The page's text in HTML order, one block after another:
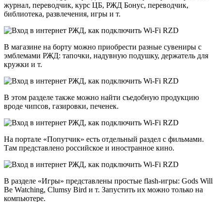
журнал, переводчик, курс ЦБ, РЖД Бонус, переводчик,
библиотека, развлечения, игры и т.
В магазине на борту можно приобрести разные сувениры с
эмблемами РЖД: тапочки, надувную подушку, держатель для
кружки и т.
В этом разделе также можно найти съедобную продукцию
вроде чипсов, газировки, печенек.
На портале «Попутчик» есть отдельный раздел с фильмами.
Там представлено российское и иностранное кино.
В разделе «Игры» представлены простые flash-игры: Gods Will
Be Watching, Clumsy Bird и т. Запустить их можно только на
компьютере.